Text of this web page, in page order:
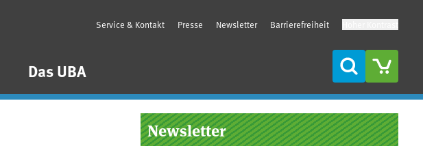
Das UBA
Service & Kontakt Presse Newsletter Barrierefreiheit
Suche
Seitenleiste
Newsletter